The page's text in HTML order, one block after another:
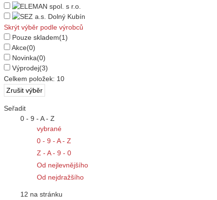
Skrýt výběr podle výrobců
Pouze skladem(1)
Akce(0)
Novinka(0)
Výprodej(3)
Celkem položek: 10
Seřadit
0 - 9 - A - Z
vybrané
0 - 9 - A - Z
Z - A - 9 - 0
Od nejlevnějšího
Od nejdražšího
12 na stránku